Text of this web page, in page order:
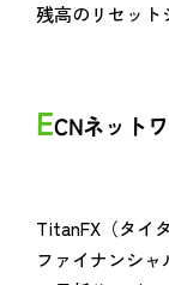
残高のリセット
ECNネット
TitanFX（タイ
ファイナンシ